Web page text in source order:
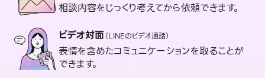
相談内容をじっくり考えてから依頼できます。
ビデオ対面（LINEのビデオ通話）
表情を含めたコミュニケーションを取ることが
できます。